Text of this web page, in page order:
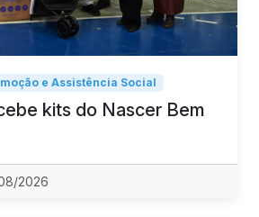
e Assistência Social
kits do Nascer Bem
2026